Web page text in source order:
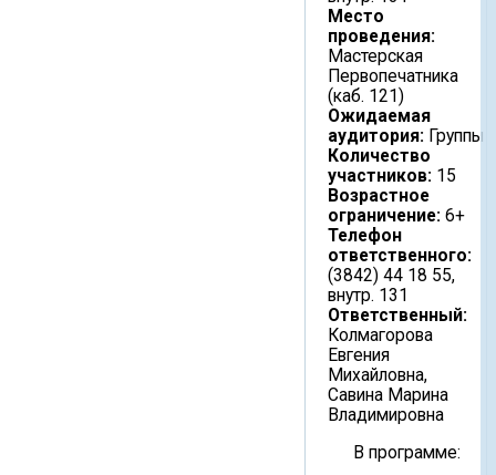
Место
проведения:
Мастерская
Первопечатника
(каб. 121)
Ожидаемая
аудитория: Группы
Количество
участников: 15
Возрастное
ограничение: 6+
Телефон
ответственного:
(3842) 44 18 55,
внутр. 131
Ответственный:
Колмагорова
Евгения
Михайловна,
Савина Марина
Владимировна
В программе: